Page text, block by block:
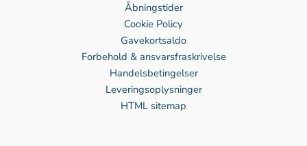
Åbningstider
Cookie Policy
Gavekortsaldo
Forbehold & ansvarsfraskrivelse
Handelsbetingelser
Leveringsoplysninger
HTML sitemap